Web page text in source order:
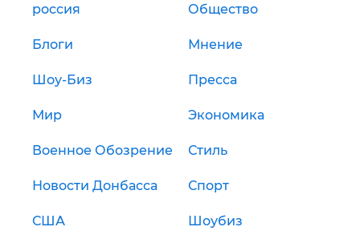
россия Общество
Блоги Мнение
Шоу-Биз Пресса
Мир Экономика
Военное Обозрение Стиль
Новости Донбасса Спорт
США Шоубиз